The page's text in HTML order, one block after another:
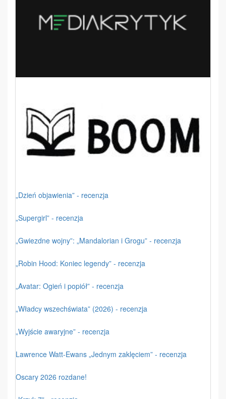
„Dzień objawienia” - recenzja
„Supergirl” - recenzja
„Gwiezdne wojny”: „Mandalorian i Grogu” - recenzja
„Robin Hood: Koniec legendy” - recenzja
„Avatar: Ogień i popiół” - recenzja
„Władcy wszechświata” (2026) - recenzja
„Wyjście awaryjne” - recenzja
Lawrence Watt-Ewans „Jednym zaklęciem” - recenzja
Oscary 2026 rozdane!